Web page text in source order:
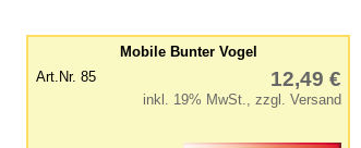
Mobile Bunter Vogel
Art.Nr. 85
12,49 €
inkl. 19% MwSt., zzgl. Versand